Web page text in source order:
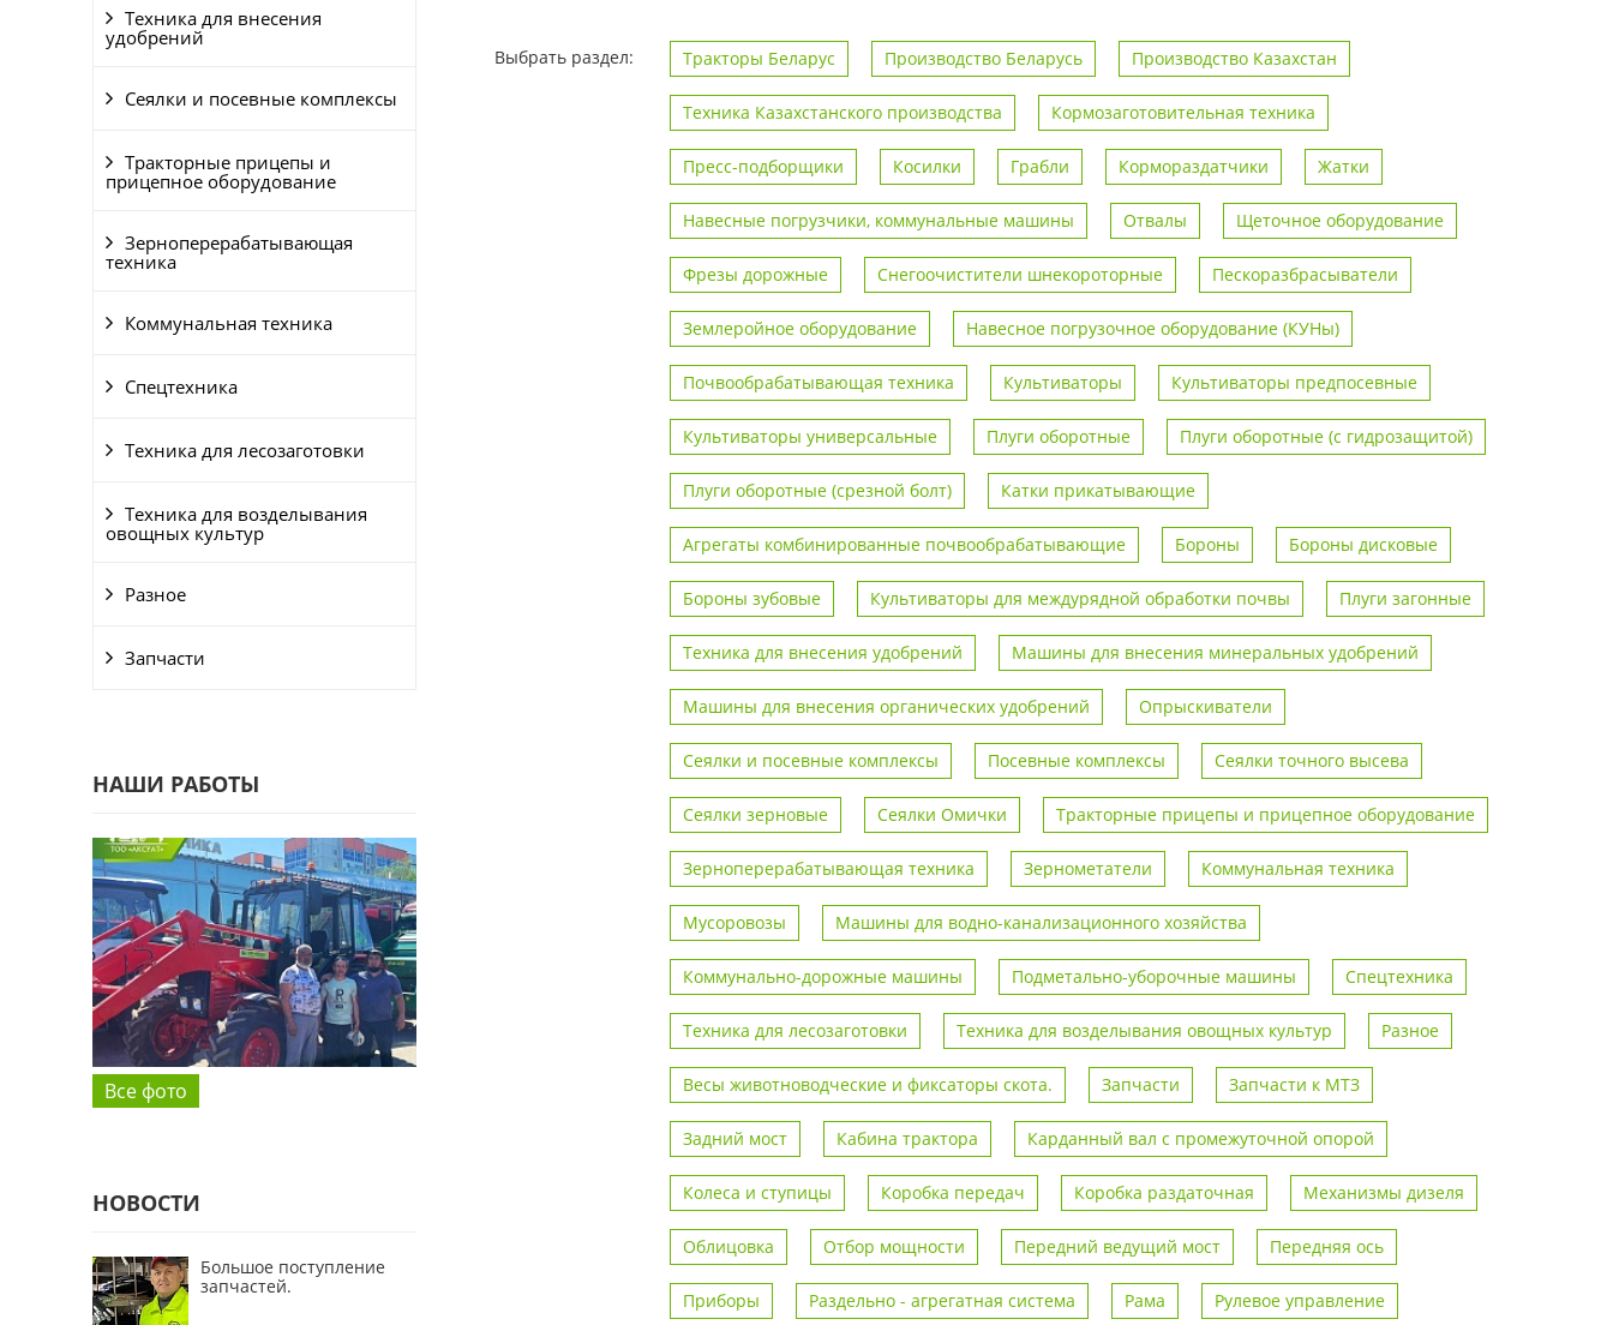
Техника для внесения
удобрений
Сеялки и посевные комплексы
Тракторные прицепы и
прицепное оборудование
Зерноперерабатывающая
техника
Коммунальная техника
Спецтехника
Техника для лесозаготовки
Техника для возделывания
овощных культур
Разное
Запчасти
НАШИ РАБОТЫ
Все фото
НОВОСТИ
Большое поступление
запчастей.
Выбрать раздел: Тракторы Беларус Производство Беларусь Производство Казахстан
Техника Казахстанского производства Кормозаготовительная техника
Пресс-подборщики Косилки Грабли Кормораздатчики Жатки
Навесные погрузчики, коммунальные машины Отвалы Щеточное оборудование
Фрезы дорожные Снегоочистители шнекороторные Пескоразбрасыватели
Землеройное оборудование Навесное погрузочное оборудование (КУНы)
Почвообрабатывающая техника Культиваторы Культиваторы предпосевные
Культиваторы универсальные Плуги оборотные Плуги оборотные (с гидрозащитой)
Плуги оборотные (срезной болт) Катки прикатывающие
Агрегаты комбинированные почвообрабатывающие Бороны Бороны дисковые
Бороны зубовые Культиваторы для междурядной обработки почвы Плуги загонные
Техника для внесения удобрений Машины для внесения минеральных удобрений
Машины для внесения органических удобрений Опрыскиватели
Сеялки и посевные комплексы Посевные комплексы Сеялки точного высева
Сеялки зерновые Сеялки Омички Тракторные прицепы и прицепное оборудование
Зерноперерабатывающая техника Зернометатели Коммунальная техника
Мусоровозы Машины для водно-канализационного хозяйства
Коммунально-дорожные машины Подметально-уборочные машины Спецтехника
Техника для лесозаготовки Техника для возделывания овощных культур Разное
Весы животноводческие и фиксаторы скота. Запчасти Запчасти к МТЗ
Задний мост Кабина трактора Карданный вал с промежуточной опорой
Колеса и ступицы Коробка передач Коробка раздаточная Механизмы дизеля
Облицовка Отбор мощности Передний ведущий мост Передняя ось
Приборы Раздельно - агрегатная система Рама Рулевое управление